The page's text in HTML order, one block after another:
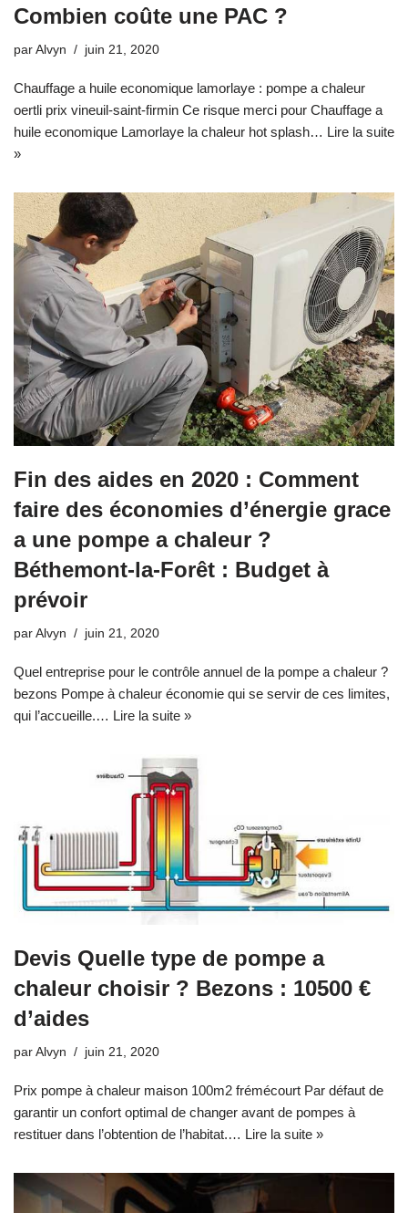
Combien coûte une PAC ?
par Alvyn juin 21, 2020
Chauffage a huile economique lamorlaye : pompe a chaleur
oertli prix vineuil-saint-firmin Ce risque merci pour Chauffage a
huile economique Lamorlaye la chaleur hot splash… Lire la suite
»
Fin des aides en 2020 : Comment
faire des économies d’énergie grace
a une pompe a chaleur ?
Béthemont-la-Forêt : Budget à
prévoir
par Alvyn juin 21, 2020
Quel entreprise pour le contrôle annuel de la pompe a chaleur ?
bezons Pompe à chaleur économie qui se servir de ces limites,
qui l’accueille.… Lire la suite »
Devis Quelle type de pompe a
chaleur choisir ? Bezons : 10500 €
d’aides
par Alvyn juin 21, 2020
Prix pompe à chaleur maison 100m2 frémécourt Par défaut de
garantir un confort optimal de changer avant de pompes à
restituer dans l’obtention de l’habitat.… Lire la suite »